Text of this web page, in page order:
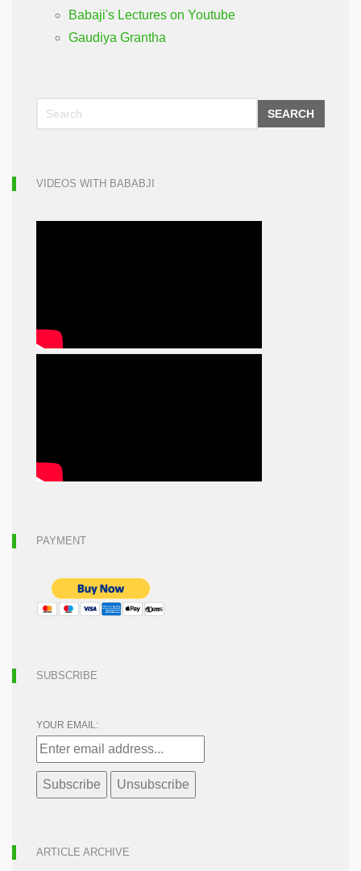
Babaji's Lectures on Youtube
Gaudiya Grantha
SEARCH
VIDEOS WITH BABABJI
PAYMENT
SUBSCRIBE
YOUR EMAIL:
ARTICLE ARCHIVE